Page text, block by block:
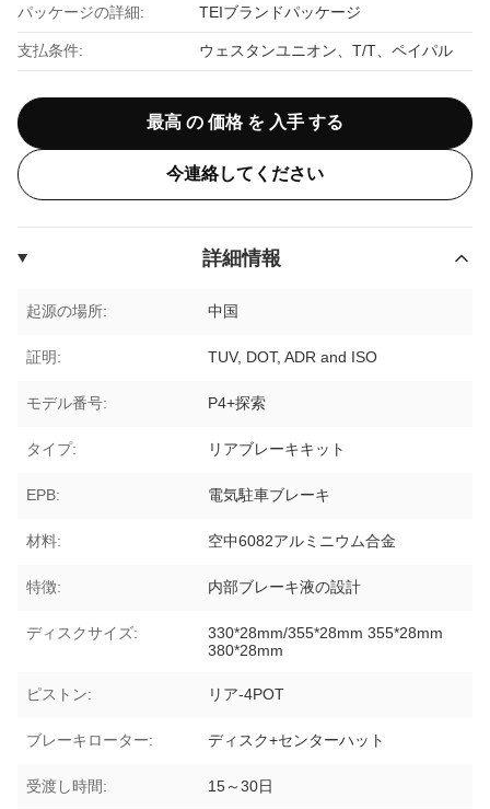
パッケージの詳細: TEIブランドパッケージ
支払条件: ウェスタンユニオン、T/T、ペイパル
最高 の 価格 を 入手 する
今連絡してください
詳細情報
起源の場所: 中国
証明: TUV, DOT, ADR and ISO
モデル番号: P4+探索
タイプ: リアブレーキキット
EPB: 電気駐車ブレーキ
材料: 空中6082アルミニウム合金
特徴: 内部ブレーキ液の設計
ディスクサイズ:
330*28mm/355*28mm 355*28mm
380*28mm
ピストン: リア-4POT
ブレーキローター: ディスク+センターハット
受渡し時間: 15～30日